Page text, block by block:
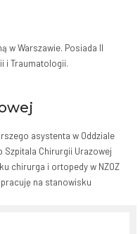
w Warszawie. Posiada II
i Traumatologii.
asystenta w Oddziale
Chirurgii Urazowej
chirurga i ortopedy w NZOZ
na stanowisku